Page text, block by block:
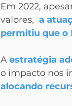
Em 2022,
valores, a
permitiu que o
A estratégia
o impacto nos
alocando